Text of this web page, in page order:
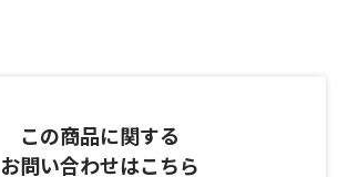
この商品に関する
お問い合わせはこちら